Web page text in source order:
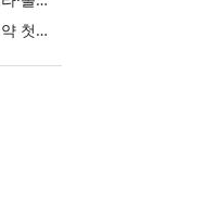
현대자동차 ‘디 올 뉴 아반떼’ 계약 첫날 1만 대 돌파